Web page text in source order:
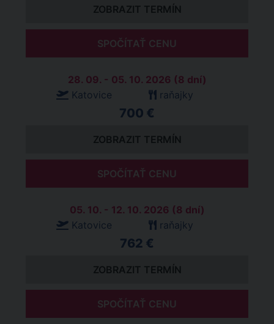
ZOBRAZIT TERMÍN
SPOČÍTAŤ CENU
28. 09. - 05. 10. 2026 (8 dní)
Katovice
raňajky
700 €
ZOBRAZIT TERMÍN
SPOČÍTAŤ CENU
05. 10. - 12. 10. 2026 (8 dní)
Katovice
raňajky
762 €
ZOBRAZIT TERMÍN
SPOČÍTAŤ CENU